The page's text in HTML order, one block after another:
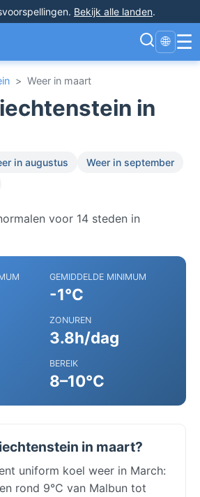
. Bekijk alle landen.
🌐 ☰
> Weer in maart
in
in augustus
Weer in september
voor 14 steden in
GEMIDDELDE MINIMUM
-1°C
ZONUREN
3.8h/dag
BEREIK
8–10°C
in maart?
uniform koel weer in March:
rond 9°C van Malbun tot